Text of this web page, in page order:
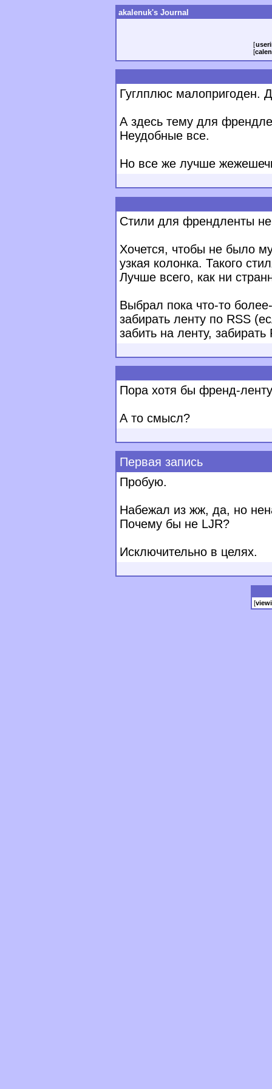
akalenuk's Journal
[
[
Гуглплюс малопригоден.
А здесь тему для
Неудобные все.
Но все же лучше
Стили для френдленты
Хочется, чтобы не было
узкая колонка. Такого
Лучше всего, как ни
Выбрал пока что-то
забирать ленту по RSS
забить на ленту, забирать
Пора хотя бы френд-
А то смысл?
Первая запись
Пробую.
Набежал из жж, да, но
Почему бы не LJR?
Исключительно в целях.
[